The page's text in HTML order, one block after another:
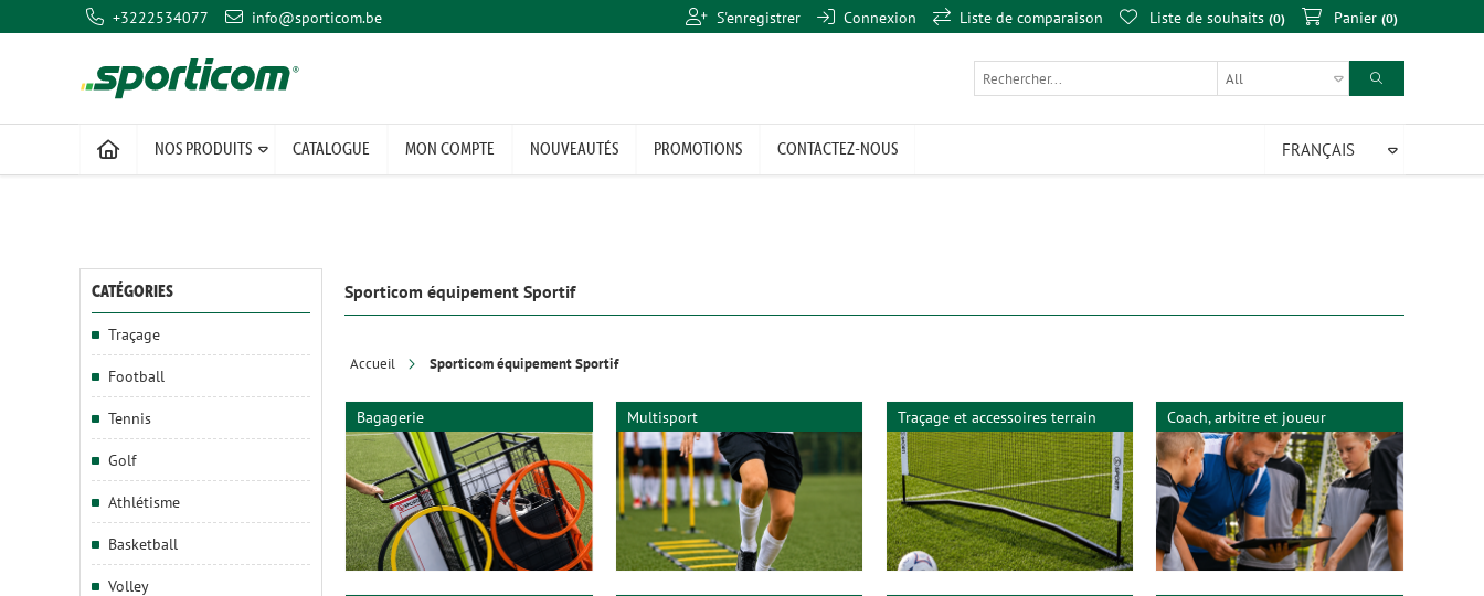
+3222534077 info@sporticom.be S'enregistrer Connexion Liste de comparaison Liste de souhaits 0 Panier 0
NOS PRODUITS CATALOGUE MON COMPTE NOUVEAUTÉS PROMOTIONS CONTACTEZ-NOUS
Sporticom équipement Sportif
Accueil Sporticom équipement Sportif
Bagagerie Multisport Traçage et accessoires terrain Coach, arbitre et joueur
CATÉGORIES
Traçage
Football
Tennis
Golf
Athlétisme
Basketball
Volley